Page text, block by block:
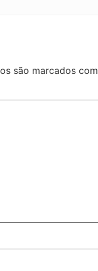
são marcados com